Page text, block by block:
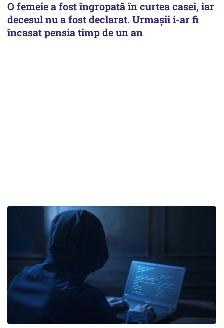
O femeie a fost îngropată în curtea casei, iar
decesul nu a fost declarat. Urmașii i-ar fi
încasat pensia timp de un an